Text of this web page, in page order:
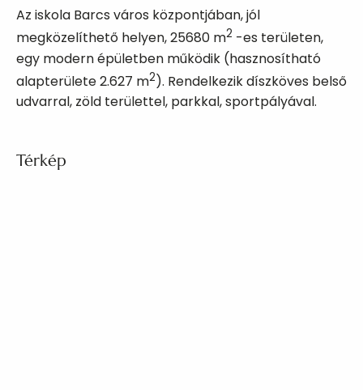
Az iskola Barcs város központjában, jól
megközelíthető helyen, 25680 m2 -es területen,
egy modern épületben működik (hasznosítható
alapterülete 2.627 m2). Rendelkezik díszköves belső
udvarral, zöld területtel, parkkal, sportpályával.
Térkép